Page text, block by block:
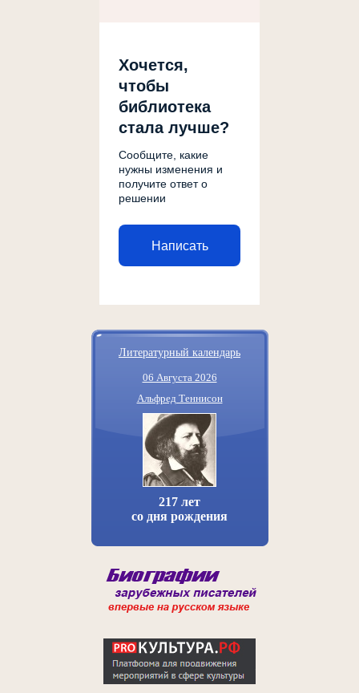
Хочется,
чтобы
библиотека
стала лучше?
Сообщите, какие
нужны изменения и
получите ответ о
решении
Написать
Литературный календарь
06 Августа 2026
Альфред Теннисон
217 лет
со дня рождения